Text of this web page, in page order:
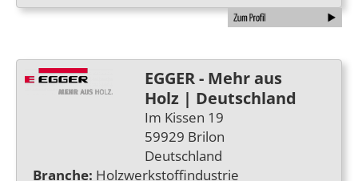
EGGER - Mehr aus
Holz | Deutschland
Im Kissen 19
59929 Brilon
Deutschland
Branche: Holzwerkstoffindustrie